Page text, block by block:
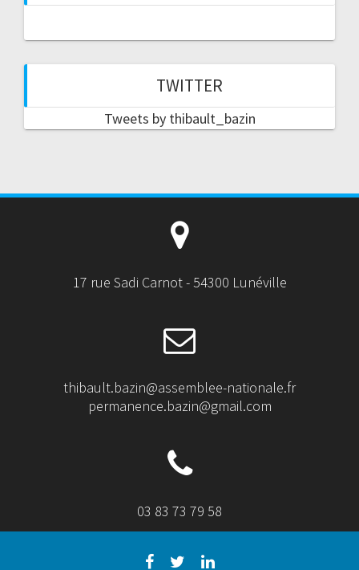
TWITTER
Tweets by thibault_bazin
17 rue Sadi Carnot - 54300 Lunéville
thibault.bazin@assemblee-nationale.fr
permanence.bazin@gmail.com
03 83 73 79 58